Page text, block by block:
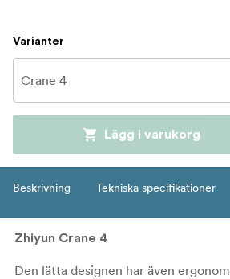
Varianter
Lägg i varukorg
Beskrivning Tekniska specifikationer
Zhiyun Crane 4
Den lätta designen har även